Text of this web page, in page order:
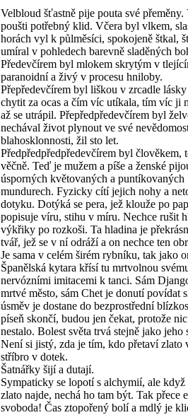
Velbloud šťastně pije pouta své
poušti potřebný klid. Včera byl vlkem,
horách vyl k půlměsíci, spokojeně štkal,
umíral v pohledech barevně sladěných
Předevčírem byl mlokem skrytým v
paranoidní a živý v procesu hniloby.
Přepředevčírem byl liškou v zrcadle
chytit za ocas a čím víc utíkala, tím víc ji
až se utrápil. Přepředpředevčírem byl
nechával život plynout ve své
blahosklonnosti, žil sto let.
Předpředpředpředevčírem byl člověkem,
věčně. Teď je mužem a píše a ženské
úsporných květovaných a puntíkovaných
mundurech. Fyzicky cítí jejich nohy a
dotyku. Dotýká se pera, jež klouže po
popisuje víru, stihu v míru. Nechce rušit
výkřiky po rozkoši. Ta hladina je
tvář, jež se v ní odráží a on nechce ten
Je sama v celém širém rybníku, tak jako
Španělská kytara křísí tu mrtvolnou
nervózními imitacemi k tanci. Sám
mrtvé město, sám Chet je donutí povídat
úsměv je dostane do bezprostřední
píseň skončí, budou jen čekat, protože
nestalo. Bolest světa trvá stejně jako jeho
Není si jistý, zda je tím, kdo přetaví zlato
stříbro v dotek.
Šatnářky šijí a dutají.
Sympaticky se lopotí s alchymií, ale
zlato najde, nechá ho tam být. Tak přece
svoboda! Čas ztopořený bolí a mdlý je